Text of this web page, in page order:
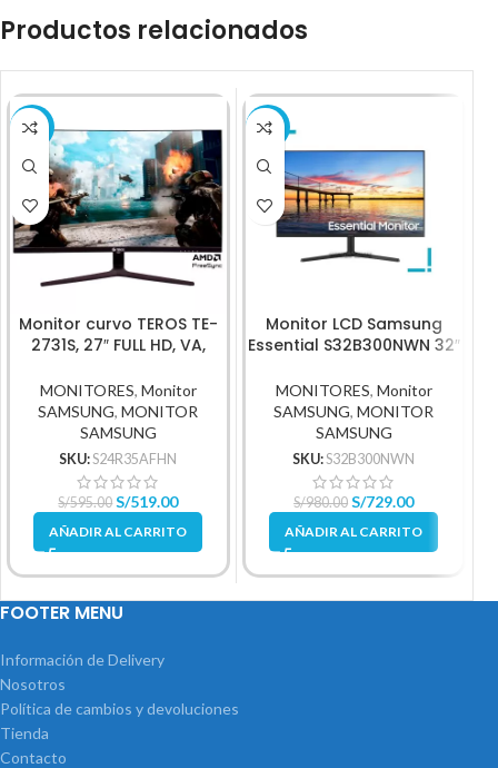
Productos relacionados
-13%
Monitor curvo TEROS TE-
2731S, 27″ FULL HD, VA,
MONITORES, Monitor
SAMSUNG,MONITOR
SAMSUNG
SKU:S24R35AFHN
S/595.00 S/519.00
AÑADIR AL CARRITO
-26%
Monitor LCD Samsung
Essential S32B300NWN 32″
MONITORES, Monitor
SAMSUNG,MONITOR
SAMSUNG
SKU:S32B300NWN
S/980.00 S/729.00
AÑADIR AL CARRITO
FOOTER MENU
Información de Delivery
Nosotros
Política de cambios y devoluciones
Tienda
Contacto